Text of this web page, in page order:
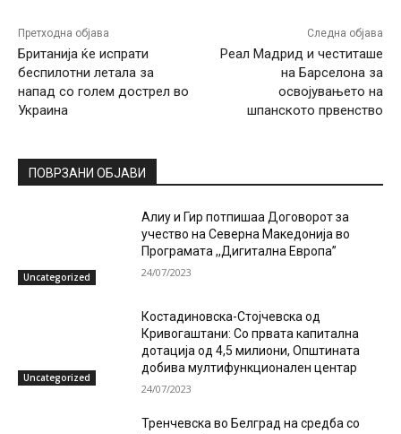
Претходна објава
Британија ќе испрати
беспилотни летала за
напад со голем дострел во
Украина
Следна објава
Реал Мадрид и честиташе
на Барселона за
освојувањето на
шпанското првенство
ПОВРЗАНИ ОБЈАВИ
Uncategorized
Алиу и Гир потпишаа Договорот за
учество на Северна Македонија во
Програмата ,,Дигитална Европа”
24/07/2023
Uncategorized
Костадиновска-Стојчевска од
Кривогаштани: Со првата капитална
дотација од 4,5 милиони, Општината
добива мултифункционален центар
24/07/2023
Тренчевска во Белград на средба со